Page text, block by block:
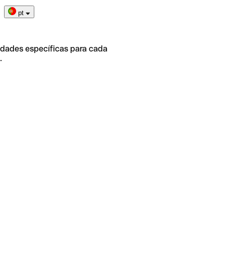
pt
específicas para cada